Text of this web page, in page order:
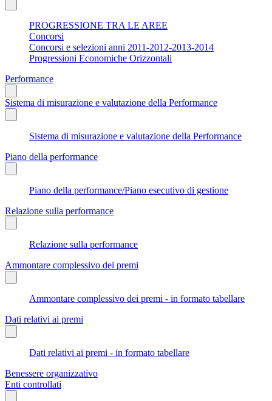
PROGRESSIONE TRA LE AREE
Concorsi
Concorsi e selezioni anni 2011-2012-2013-2014
Progressioni Economiche Orizzontali
Performance
Sistema di misurazione e valutazione della Performance
Sistema di misurazione e valutazione della Performance
Piano della performance
Piano della performance/Piano esecutivo di gestione
Relazione sulla performance
Relazione sulla performance
Ammontare complessivo dei premi
Ammontare complessivo dei premi - in formato tabellare
Dati relativi ai premi
Dati relativi ai premi - in formato tabellare
Benessere organizzativo
Enti controllati